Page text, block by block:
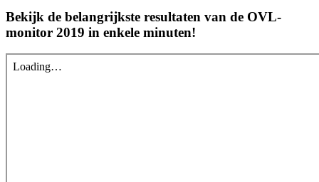
Bekijk de belangrijkste resultaten van de OVL-
monitor 2019 in enkele minuten!